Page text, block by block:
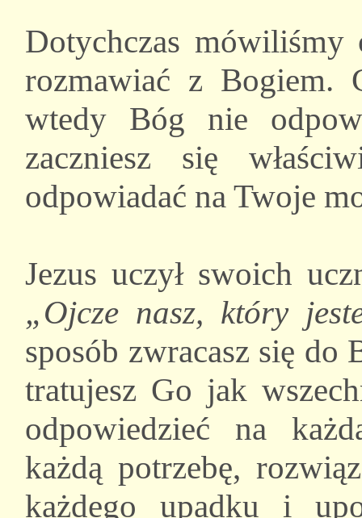
Dotychczas
rozmawiać z Bogiem.
wtedy Bóg nie
zaczniesz się
odpowiadać na Twoje
Jezus uczył swoich
„Ojcze nasz, który
sposób zwracasz się do
tratujesz Go jak
odpowiedzieć na
każdą potrzebę,
każdego upadku i